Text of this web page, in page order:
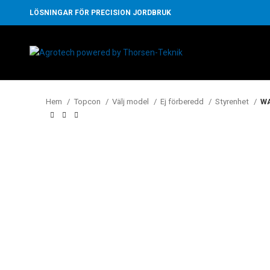
LÖSNINGAR FÖR PRECISION JORDBRUK
Hem Topcon Välj model Ej förberedd Styrenhet